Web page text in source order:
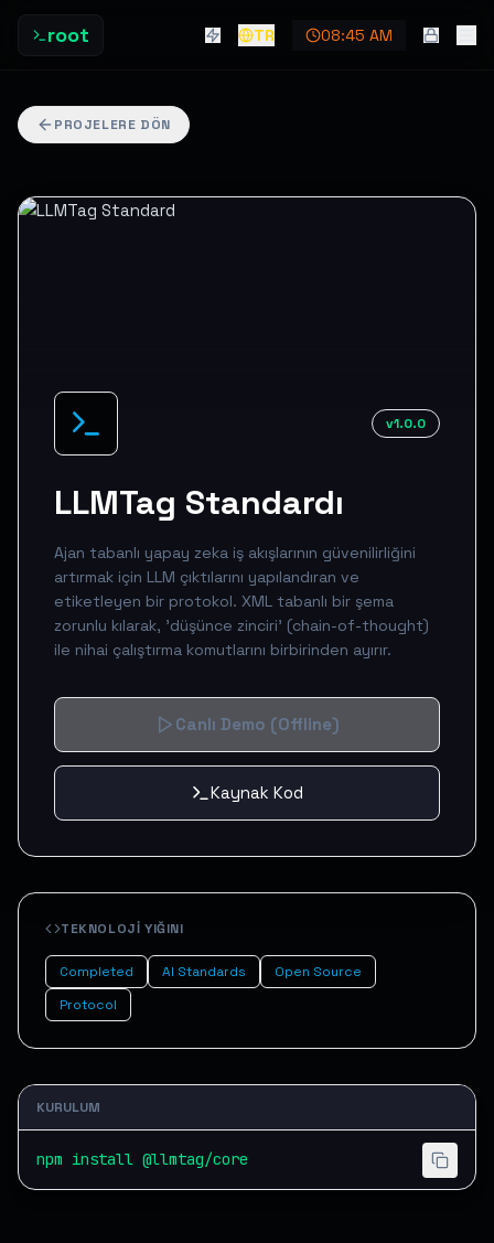
root TR 08:45 AM
PROJELERE DÖN
v1.0.0
LLMTag Standardı
Ajan tabanlı yapay zeka iş akışlarının güvenilirliğini
artırmak için LLM çıktılarını yapılandıran ve
etiketleyen bir protokol. XML tabanlı bir şema
zorunlu kılarak, 'düşünce zinciri' (chain-of-thought)
ile nihai çalıştırma komutlarını birbirinden ayırır.
Canlı Demo (Offline)
Kaynak Kod
TEKNOLOJI YIĞINI
Completed AI Standards
Open Source
Protocol
KURULUM
npm install @llmtag/core